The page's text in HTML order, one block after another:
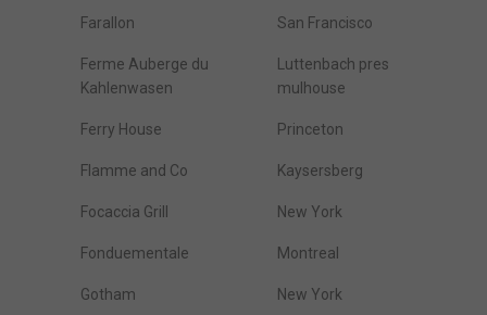
Farallon San Francisco
Ferme Auberge du
Kahlenwasen
Luttenbach pres
mulhouse
Ferry House Princeton
Flamme and Co Kaysersberg
Focaccia Grill New York
Fonduementale Montreal
Gotham New York